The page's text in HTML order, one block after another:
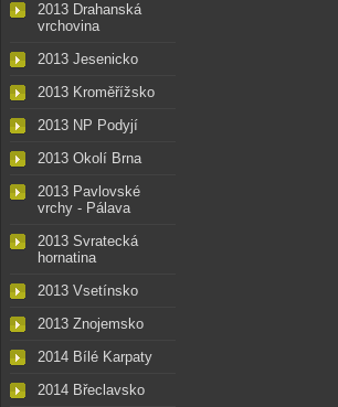
2013 Drahanská
vrchovina
2013 Jesenicko
2013 Kroměřížsko
2013 NP Podyjí
2013 Okolí Brna
2013 Pavlovské
vrchy - Pálava
2013 Svratecká
hornatina
2013 Vsetínsko
2013 Znojemsko
2014 Bílé Karpaty
2014 Břeclavsko